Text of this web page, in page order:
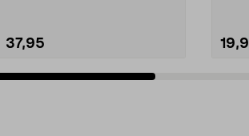
37,95